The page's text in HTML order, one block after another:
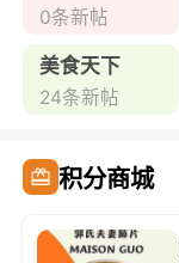
0条新帖
美食天下
24条新帖
积分商城